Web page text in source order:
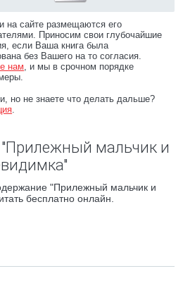
на сайте размещаются его
Приносим свои глубочайшие
если Ваша книга была
без Вашего на то согласия.
нам, и мы в срочном порядке
но не знаете что делать дальше?
.
мальчик и
"Прилежный мальчик и
бесплатно онлайн.